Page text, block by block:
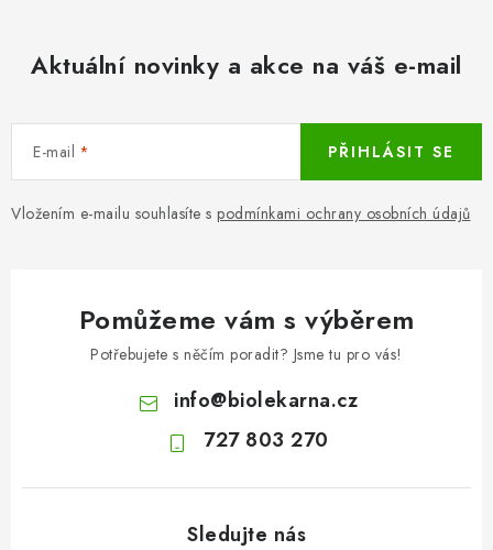
Aktuální novinky a akce na váš e-mail
E-mail
Vložením e-mailu souhlasíte s podmínkami ochrany osobních údajů
PŘIHLÁSIT SE
Pomůžeme vám s výběrem
Potřebujete s něčím poradit? Jsme tu pro vás!
info@biolekarna.cz
727 803 270